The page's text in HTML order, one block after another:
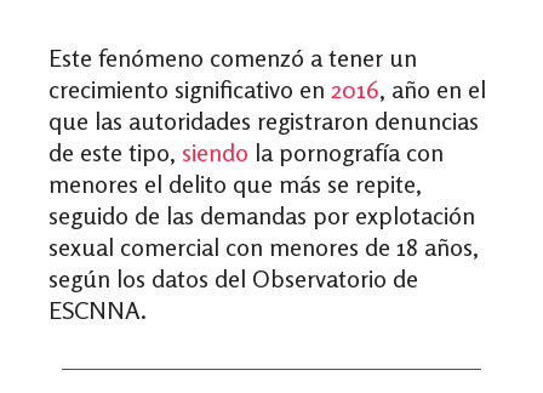
Este fenómeno comenzó a tener un
crecimiento significativo en 2016, año en el
que las autoridades registraron denuncias
de este tipo, siendo la pornografía con
menores el delito que más se repite,
seguido de las demandas por explotación
sexual comercial con menores de 18 años,
según los datos del Observatorio de
ESCNNA.